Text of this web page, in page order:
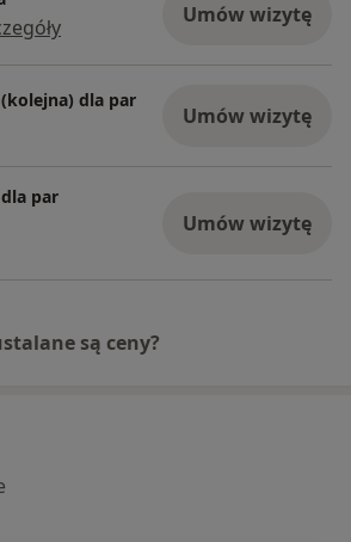
Umów wizytę
dla par
Umów wizytę
par
Umów wizytę
są ceny?